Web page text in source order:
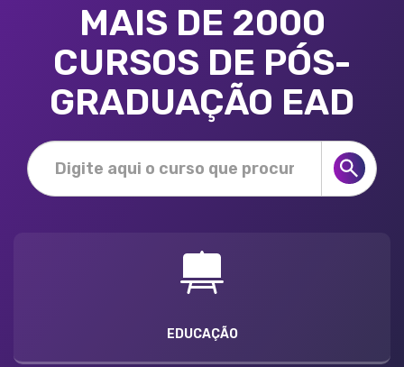
MAIS DE 2000
CURSOS DE PÓS-
GRADUAÇÃO EAD
EDUCAÇÃO